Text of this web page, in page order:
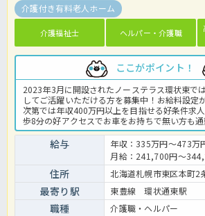
介護付き有料老人ホーム
介護福祉士 ヘルパー・介護職
ここがポイント！
2023年3月に開設されたノーステラス環状東で
してご活躍いただける方を募集中！お給料設定
次第では年収400万円以上を目指せる好条件求
歩8分の好アクセスでお車をお持ちで無い方も
いポイント◎ブランクありでもスムーズにお仕
がサポートしますので、まずはほっ介護までお
ね！有料老人ホームでの介護業務全般です。
給与
年収：335万円～473万
月給：241,700円～
住所 北海道札幌市東区本町2
最寄り駅 東豊線 環状通東駅
職種 介護職・ヘルパー